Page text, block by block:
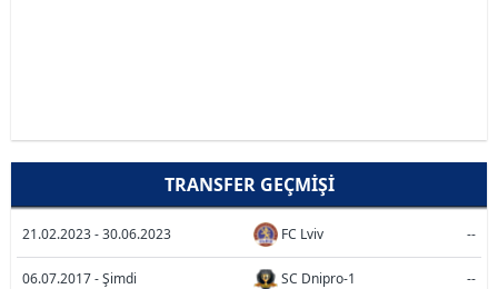
TRANSFER GEÇMIŞI
21.02.2023 - 30.06.2023 FC Lviv --
06.07.2017 - Şimdi SC Dnipro-1 --